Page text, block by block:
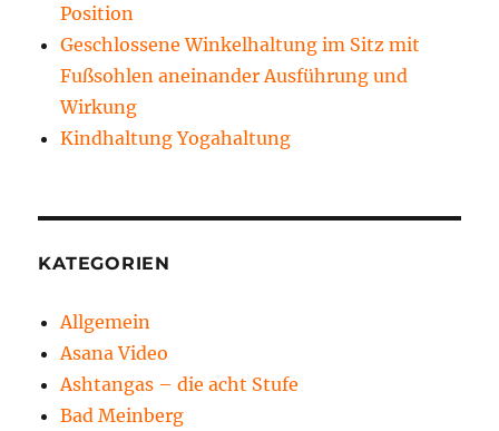
Position
Geschlossene Winkelhaltung im Sitz mit
Fußsohlen aneinander Ausführung und
Wirkung
Kindhaltung Yogahaltung
KATEGORIEN
Allgemein
Asana Video
Ashtangas – die acht Stufe
Bad Meinberg